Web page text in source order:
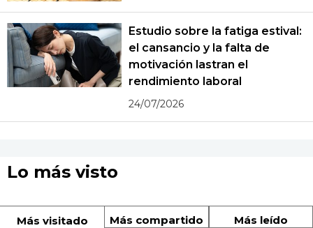
Estudio sobre la fatiga estival:
el cansancio y la falta de
motivación lastran el
rendimiento laboral
24/07/2026
Lo más visto
Más visitado Más compartido Más leído